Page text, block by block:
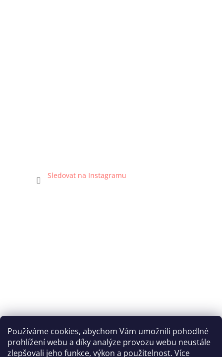
Používáme cookies, abychom Vám umožnili pohodlné
prohlížení webu a díky analýze provozu webu neustále
zlepšovali jeho funkce, výkon a použitelnost. Více
Sledovat na Instagramu
Katka Hromasová Foto